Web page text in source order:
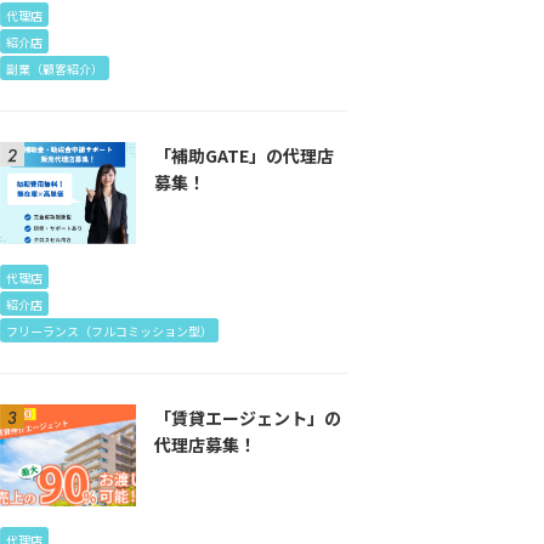
せ
代理店
紹介店
副業（顧客紹介）
「補助GATE」の代理店
募集！
代理店
紹介店
フリーランス（フルコミッション型）
「賃貸エージェント」の
代理店募集！
代理店